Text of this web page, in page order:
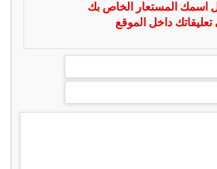
اسمك المستعار الخاص بك
داخل الموقع